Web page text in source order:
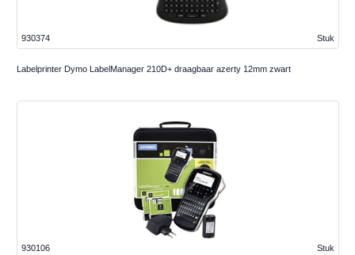
Stuk
930374
Labelprinter Dymo LabelManager 210D+ draagbaar azerty 12mm zwart
Stuk
930106